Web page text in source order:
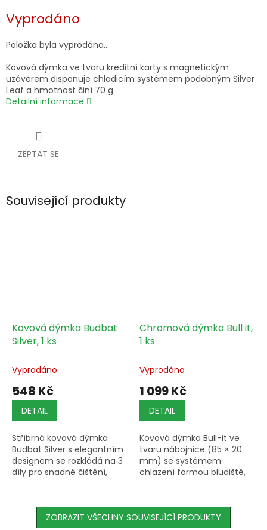
cena:
Vyprodáno
Položka byla vyprodána…
Kovová dýmka ve tvaru kreditní karty s magnetickým
uzávěrem disponuje chladicím systémem podobným Silver
Leaf a hmotnost činí 70 g.
Detailní informace
ZEPTAT SE
Související produkty
Kovová dýmka Budbat
Silver, 1 ks
Vyprodáno
548 Kč
DETAIL
Stříbrná kovová dýmka
Budbat Silver s elegantním
designem se rozkládá na 3
díly pro snadné čištění,
Chromová dýmka Bull it,
1 ks
Vyprodáno
1 099 Kč
DETAIL
Kovová dýmka Bull-it ve
tvaru nábojnice (85 × 20
mm) se systémem
chlazení formou bludiště,
ZOBRAZIT VŠECHNY SOUVISEJÍCÍ PRODUKTY